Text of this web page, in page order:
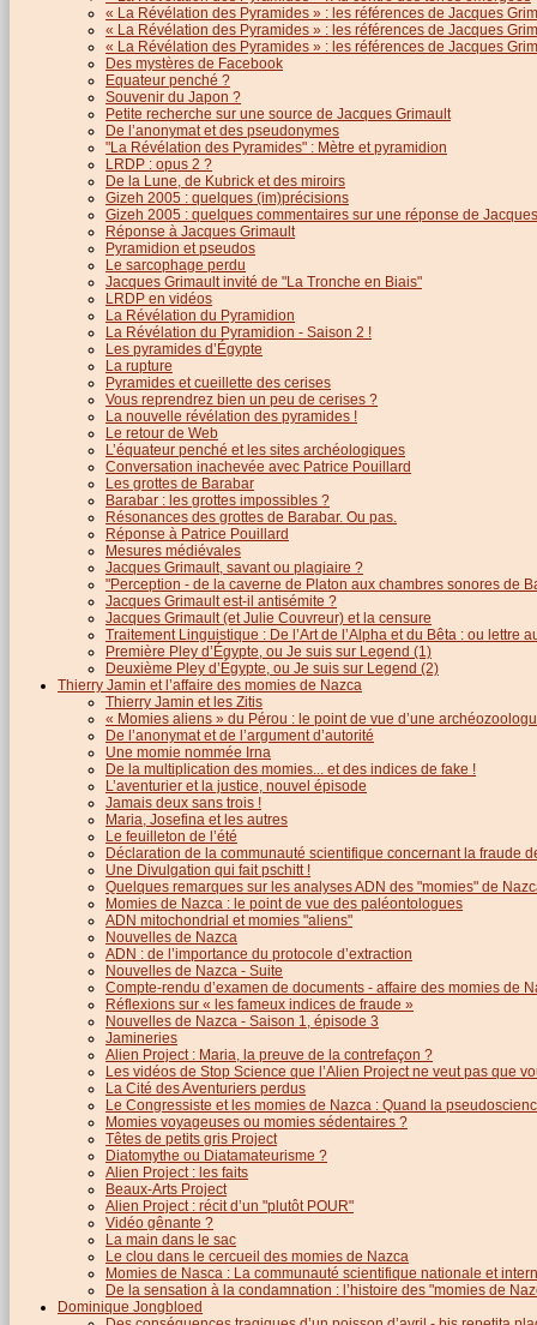
« La Révélation des Pyramides » : les références de Jacques
« La Révélation des Pyramides » : les références de Jacques
« La Révélation des Pyramides » : les références de Jacques
Des mystères de Facebook
Equateur penché ?
Souvenir du Japon ?
Petite recherche sur une source de Jacques Grimault
De l’anonymat et des pseudonymes
"La Révélation des Pyramides" : Mètre et pyramidion
LRDP : opus 2 ?
De la Lune, de Kubrick et des miroirs
Gizeh 2005 : quelques (im)précisions
Gizeh 2005 : quelques commentaires sur une réponse de
Réponse à Jacques Grimault
Pyramidion et pseudos
Le sarcophage perdu
Jacques Grimault invité de "La Tronche en Biais"
LRDP en vidéos
La Révélation du Pyramidion
La Révélation du Pyramidion - Saison 2 !
Les pyramides d’Égypte
La rupture
Pyramides et cueillette des cerises
Vous reprendrez bien un peu de cerises ?
La nouvelle révélation des pyramides !
Le retour de Web
L’équateur penché et les sites archéologiques
Conversation inachevée avec Patrice Pouillard
Les grottes de Barabar
Barabar : les grottes impossibles ?
Résonances des grottes de Barabar. Ou pas.
Réponse à Patrice Pouillard
Mesures médiévales
Jacques Grimault, savant ou plagiaire ?
"Perception - de la caverne de Platon aux chambres sonores de
Jacques Grimault est-il antisémite ?
Jacques Grimault (et Julie Couvreur) et la censure
Traitement Linguistique : De l’Art de l’Alpha et du Bêta : ou lettre
Première Pley d’Égypte, ou Je suis sur Legend (1)
Deuxième Pley d’Égypte, ou Je suis sur Legend (2)
Thierry Jamin et l’affaire des momies de Nazca
Thierry Jamin et les Zitis
« Momies aliens » du Pérou : le point de vue d’une
De l’anonymat et de l’argument d’autorité
Une momie nommée Irna
De la multiplication des momies... et des indices de fake !
L’aventurier et la justice, nouvel épisode
Jamais deux sans trois !
Maria, Josefina et les autres
Le feuilleton de l’été
Déclaration de la communauté scientifique concernant la fraude
Une Divulgation qui fait pschitt !
Quelques remarques sur les analyses ADN des "momies" de
Momies de Nazca : le point de vue des paléontologues
ADN mitochondrial et momies "aliens"
Nouvelles de Nazca
ADN : de l’importance du protocole d’extraction
Nouvelles de Nazca - Suite
Compte-rendu d’examen de documents - affaire des momies de
Réflexions sur « les fameux indices de fraude »
Nouvelles de Nazca - Saison 1, épisode 3
Jamineries
Alien Project : Maria, la preuve de la contrefaçon ?
Les vidéos de Stop Science que l’Alien Project ne veut pas que
La Cité des Aventuriers perdus
Le Congressiste et les momies de Nazca : Quand la
Momies voyageuses ou momies sédentaires ?
Têtes de petits gris Project
Diatomythe ou Diatamateurisme ?
Alien Project : les faits
Beaux-Arts Project
Alien Project : récit d’un "plutôt POUR"
Vidéo gênante ?
La main dans le sac
Le clou dans le cercueil des momies de Nazca
Momies de Nasca : La communauté scientifique nationale et
De la sensation à la condamnation : l’histoire des "momies de
Dominique Jongbloed